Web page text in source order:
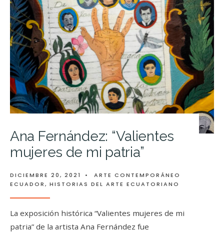
Ana Fernández: “Valientes
mujeres de mi patria”
DICIEMBRE 20, 2021 •
ARTE CONTEMPORÁNEO
ECUADOR, HISTORIAS DEL ARTE ECUATORIANO
La exposición histórica “Valientes mujeres de mi
patria” de la artista Ana Fernández fue